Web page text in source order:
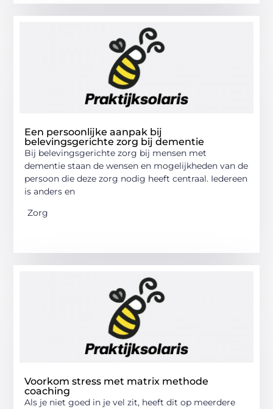
Een persoonlijke aanpak bij
belevingsgerichte zorg bij dementie
Bij belevingsgerichte zorg bij mensen met
dementie staan de wensen en mogelijkheden van de
persoon die deze zorg nodig heeft centraal. Iedereen
is anders en
Zorg
Voorkom stress met matrix methode
coaching
Als je niet goed in je vel zit, heeft dit op meerdere